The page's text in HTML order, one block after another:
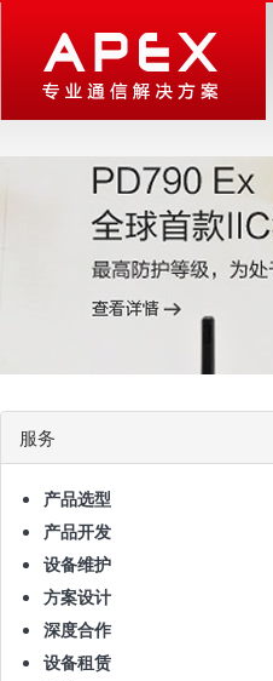
服务
产品选型
产品开发
设备维护
方案设计
深度合作
设备租赁